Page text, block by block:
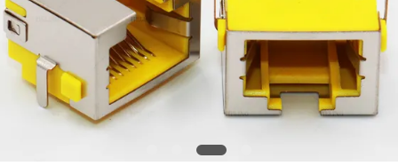
MATIÈRE
DE
PROTECTION
DE